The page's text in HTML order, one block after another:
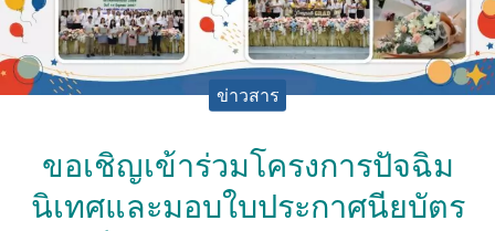
ข่าวสาร
ขอเชิญเข้าร่วมโครงการปัจฉิม
นิเทศและมอบใบประกาศนียบัตร